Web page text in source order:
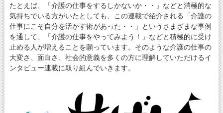
たとえば、「介護の仕事をするしかないか・・」などと消極的な
気持ちでいる方がいたとしても、この連載で紹介される「介護の
仕事にこそ自分を活かす術があった・・」というさまざまな事例
を通して、「介護の仕事をやってみよう！」などと積極的に受け
止める人が増えることを願っています。そのような介護の仕事の
大変さ、面白さ、社会的意義を多くの方に理解していただけるイ
ンタビュー連載に取り組んでいきます。